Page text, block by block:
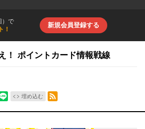
）で
！
新規会員登録する
ポイントカード情報戦線
埋め込む
RSSフィード